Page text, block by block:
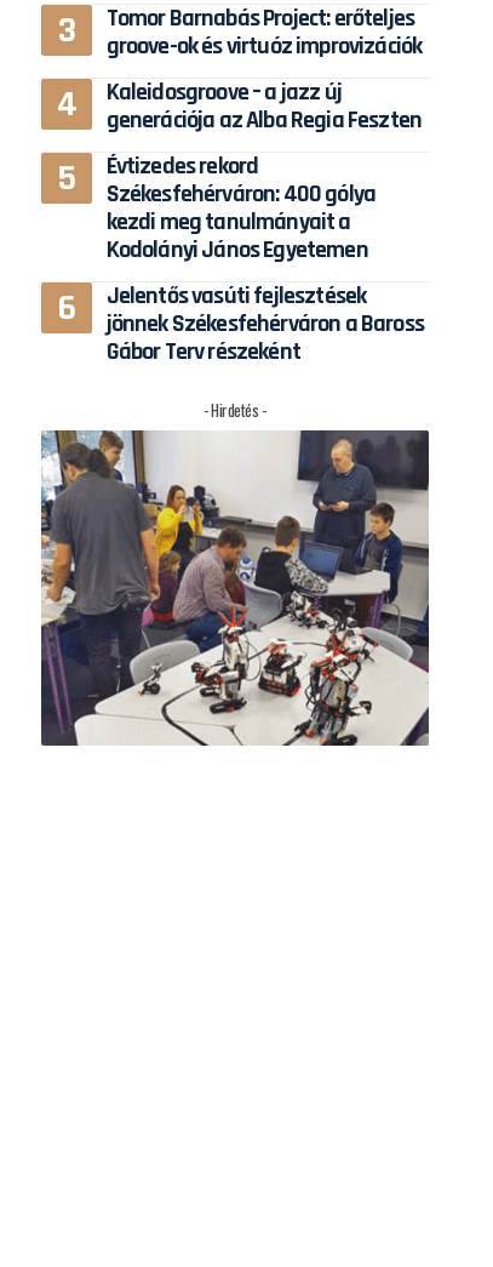
Tomor Barnabás Project: erőteljes
groove-ok és virtuóz improvizációk
Kaleidosgroove – a jazz új
generációja az Alba Regia Feszten
Évtizedes rekord
Székesfehérváron: 400 gólya
kezdi meg tanulmányait a
Kodolányi János Egyetemen
Jelentős vasúti fejlesztések
jönnek Székesfehérváron a Baross
Gábor Terv részeként
- Hirdetés -